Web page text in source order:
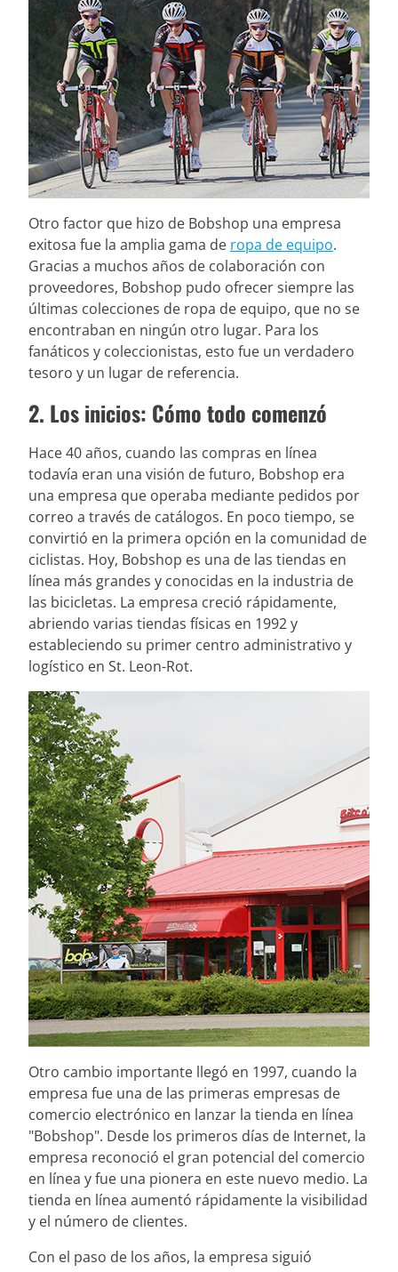
Otro factor que hizo de Bobshop una empresa
exitosa fue la amplia gama de ropa de equipo.
Gracias a muchos años de colaboración con
proveedores, Bobshop pudo ofrecer siempre las
últimas colecciones de ropa de equipo, que no se
encontraban en ningún otro lugar. Para los
fanáticos y coleccionistas, esto fue un verdadero
tesoro y un lugar de referencia.
2. Los inicios: Cómo todo comenzó
Hace 40 años, cuando las compras en línea
todavía eran una visión de futuro, Bobshop era
una empresa que operaba mediante pedidos por
correo a través de catálogos. En poco tiempo, se
convirtió en la primera opción en la comunidad de
ciclistas. Hoy, Bobshop es una de las tiendas en
línea más grandes y conocidas en la industria de
las bicicletas. La empresa creció rápidamente,
abriendo varias tiendas físicas en 1992 y
estableciendo su primer centro administrativo y
logístico en St. Leon-Rot.
Otro cambio importante llegó en 1997, cuando la
empresa fue una de las primeras empresas de
comercio electrónico en lanzar la tienda en línea
"Bobshop". Desde los primeros días de Internet, la
empresa reconoció el gran potencial del comercio
en línea y fue una pionera en este nuevo medio. La
tienda en línea aumentó rápidamente la visibilidad
y el número de clientes.
Con el paso de los años, la empresa siguió